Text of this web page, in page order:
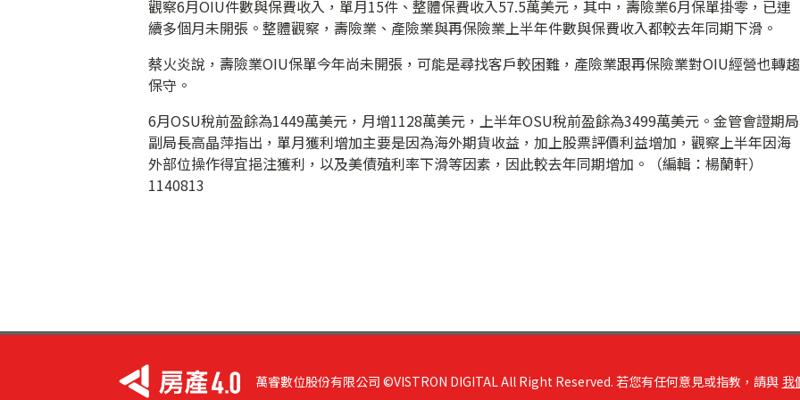
觀察6月OIU件數與保費收入，單月15件、整體保費收入57.5萬美元，其中，壽險業6月保單掛零，已連
續多個月未開張。整體觀察，壽險業、產險業與再保險業上半年件數與保費收入都較去年同期下滑。
蔡火炎說，壽險業OIU保單今年尚未開張，可能是尋找客戶較困難，產險業跟再保險業對OIU經營也轉趨
保守。
6月OSU稅前盈餘為1449萬美元，月增1128萬美元，上半年OSU稅前盈餘為3499萬美元。金管會證期局
副局長高晶萍指出，單月獲利增加主要是因為海外期貨收益，加上股票評價利益增加，觀察上半年因海
外部位操作得宜挹注獲利，以及美債殖利率下滑等因素，因此較去年同期增加。（編輯：楊蘭軒）
1140813
萬睿數位股份有限公司 ©VISTRON DIGITAL All Right Reserved. 若您有任何意見或指教，請與 我